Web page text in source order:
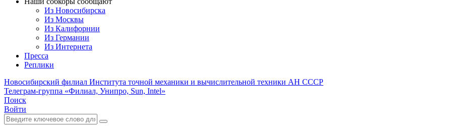
Из Новосибирска
Из Москвы
Из Калифорнии
Из Германии
Из Интернета
Пресса
Реплики
Новосибирский филиал Института точной механики и вычислительной техники АН СССР
Телеграм-группа «Филиал, Унипро, Sun, Intel»
Поиск
Войти